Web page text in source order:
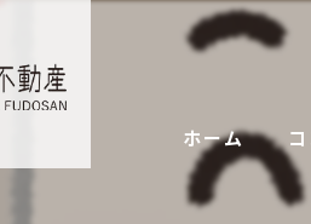
ホーム